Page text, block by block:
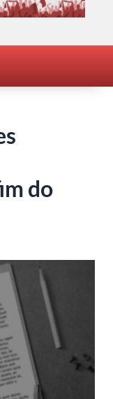
do